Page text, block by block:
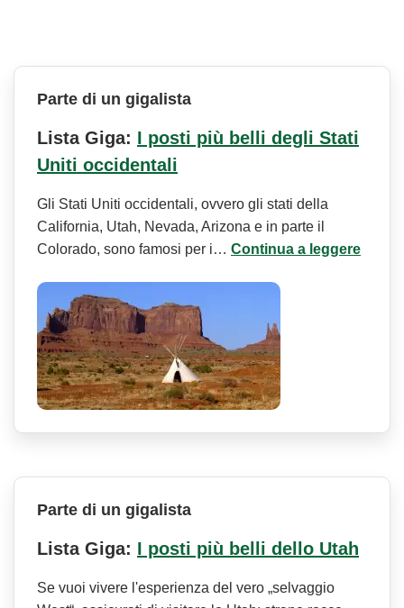
Parte di un gigalista
Lista Giga: I posti più belli degli Stati
Uniti occidentali
Gli Stati Uniti occidentali, ovvero gli stati della
California, Utah, Nevada, Arizona e in parte il
Colorado, sono famosi per i… Continua a leggere
Parte di un gigalista
Lista Giga: I posti più belli dello Utah
Se vuoi vivere l'esperienza del vero „selvaggio